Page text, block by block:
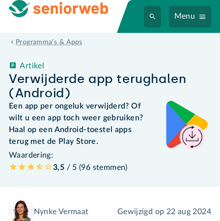
Menu
Programma's & Apps
Verwijderde app terughalen
(Android)
Artikel
Een app per ongeluk verwijderd? Of
wilt u een app toch weer gebruiken?
Haal op een Android-toestel apps
terug met de Play Store.
Waardering:
3,5 / 5 (96 stemmen)
Nynke Vermaat Gewijzigd op 22 aug 2024